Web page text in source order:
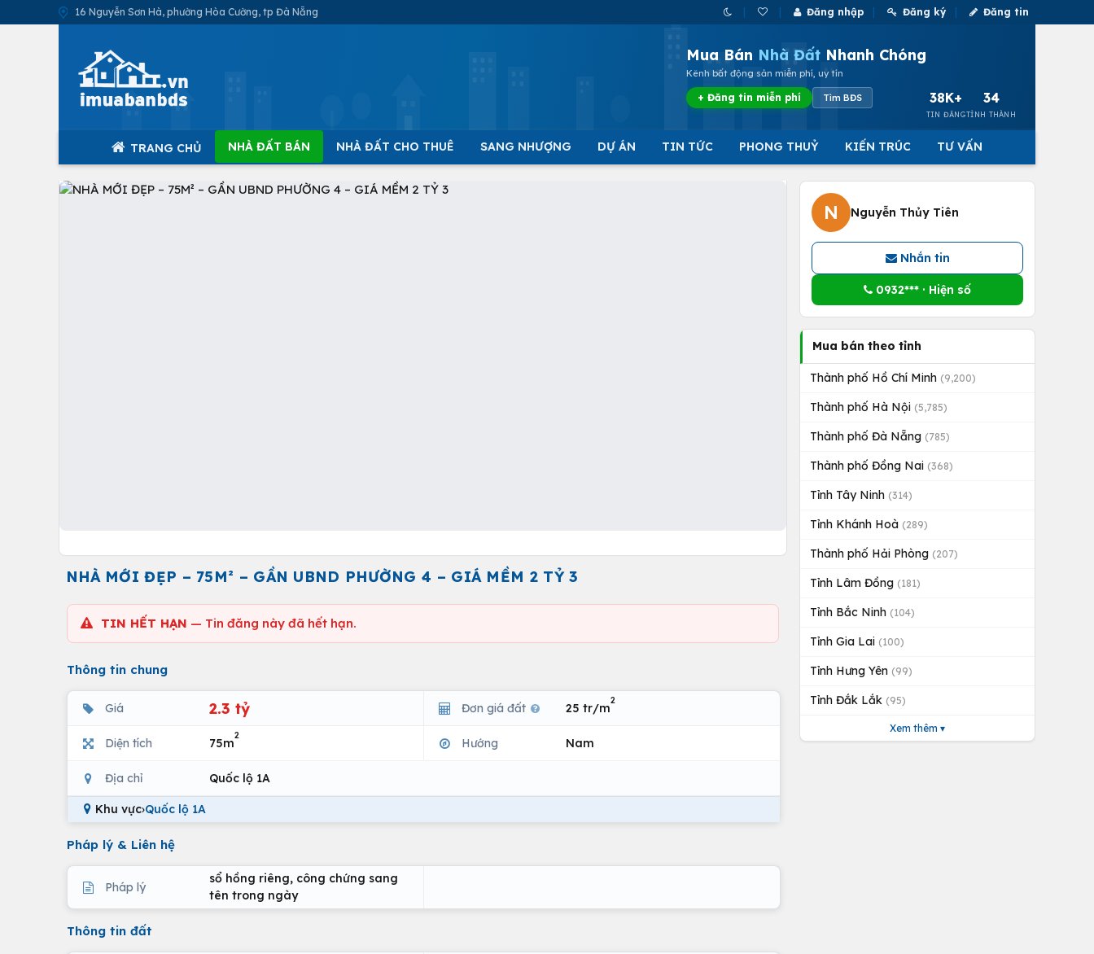
16 Nguyễn Sơn Hà, phường Hòa Cường, tp Đà Nẵng Đăng nhập Đăng ký Đăng tin
Mua Bán Nhà Đất Nhanh Chóng
Kênh bất động sản miễn phí, uy tín
+ Đăng tin miễn phí Tìm BĐS 38K+
TIN ĐĂNG
34
TỈNH THÀNH
TRANG CHỦ NHÀ ĐẤT BÁN NHÀ ĐẤT CHO THUÊ SANG NHƯỢNG DỰ ÁN TIN TỨC PHONG THUỶ KIẾN TRÚC TƯ VẤN
NHÀ MỚI ĐẸP – 75M² – GẦN UBND PHƯỜNG 4 – GIÁ MỀM 2 TỶ 3
TIN HẾT HẠN — Tin đăng này đã hết hạn.
Thông tin chung
Giá 2.3 tỷ Đơn giá đất 25 tr/m
2
Diện tích 75m
2
Hướng Nam
Địa chỉ Quốc lộ 1A
Khu vực›Quốc lộ 1A
Pháp lý & Liên hệ
Pháp lý
sổ hồng riêng, công chứng sang
tên trong ngày
Thông tin đất
N Nguyễn Thủy Tiên
Nhắn tin
0932*** · Hiện số
Mua bán theo tỉnh
Thành phố Hồ Chí Minh (9,200)
Thành phố Hà Nội (5,785)
Thành phố Đà Nẵng (785)
Thành phố Đồng Nai (368)
Tỉnh Tây Ninh (314)
Tỉnh Khánh Hoà (289)
Thành phố Hải Phòng (207)
Tỉnh Lâm Đồng (181)
Tỉnh Bắc Ninh (104)
Tỉnh Gia Lai (100)
Tỉnh Hưng Yên (99)
Tỉnh Đắk Lắk (95)
Xem thêm ▾